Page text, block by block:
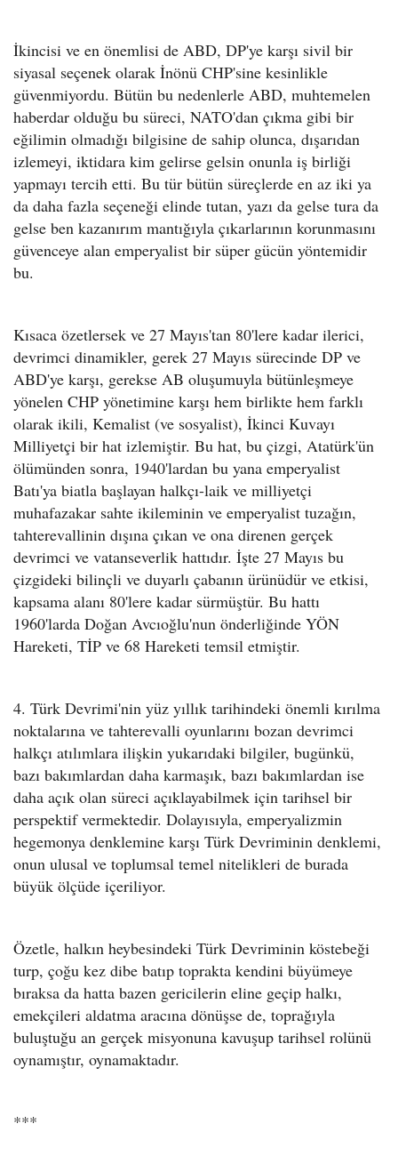
İkincisi ve en önemlisi de ABD, DP'ye karşı sivil bir
siyasal seçenek olarak İnönü CHP'sine kesinlikle
güvenmiyordu. Bütün bu nedenlerle ABD, muhtemelen
haberdar olduğu bu süreci, NATO'dan çıkma gibi bir
eğilimin olmadığı bilgisine de sahip olunca, dışarıdan
izlemeyi, iktidara kim gelirse gelsin onunla iş birliği
yapmayı tercih etti. Bu tür bütün süreçlerde en az iki ya
da daha fazla seçeneği elinde tutan, yazı da gelse tura da
gelse ben kazanırım mantığıyla çıkarlarının korunmasını
güvenceye alan emperyalist bir süper gücün yöntemidir
bu.
Kısaca özetlersek ve 27 Mayıs'tan 80'lere kadar ilerici,
devrimci dinamikler, gerek 27 Mayıs sürecinde DP ve
ABD'ye karşı, gerekse AB oluşumuyla bütünleşmeye
yönelen CHP yönetimine karşı hem birlikte hem farklı
olarak ikili, Kemalist (ve sosyalist), İkinci Kuvayı
Milliyetçi bir hat izlemiştir. Bu hat, bu çizgi, Atatürk'ün
ölümünden sonra, 1940'lardan bu yana emperyalist
Batı'ya biatla başlayan halkçı-laik ve milliyetçi
muhafazakar sahte ikileminin ve emperyalist tuzağın,
tahterevallinin dışına çıkan ve ona direnen gerçek
devrimci ve vatanseverlik hattıdır. İşte 27 Mayıs bu
çizgideki bilinçli ve duyarlı çabanın ürünüdür ve etkisi,
kapsama alanı 80'lere kadar sürmüştür. Bu hattı
1960'larda Doğan Avcıoğlu'nun önderliğinde YÖN
Hareketi, TİP ve 68 Hareketi temsil etmiştir.
4. Türk Devrimi'nin yüz yıllık tarihindeki önemli kırılma
noktalarına ve tahterevalli oyunlarını bozan devrimci
halkçı atılımlara ilişkin yukarıdaki bilgiler, bugünkü,
bazı bakımlardan daha karmaşık, bazı bakımlardan ise
daha açık olan süreci açıklayabilmek için tarihsel bir
perspektif vermektedir. Dolayısıyla, emperyalizmin
hegemonya denklemine karşı Türk Devriminin denklemi,
onun ulusal ve toplumsal temel nitelikleri de burada
büyük ölçüde içeriliyor.
Özetle, halkın heybesindeki Türk Devriminin köstebeği
turp, çoğu kez dibe batıp toprakta kendini büyümeye
bıraksa da hatta bazen gericilerin eline geçip halkı,
emekçileri aldatma aracına dönüşse de, toprağıyla
buluştuğu an gerçek misyonuna kavuşup tarihsel rolünü
oynamıştır, oynamaktadır.
***